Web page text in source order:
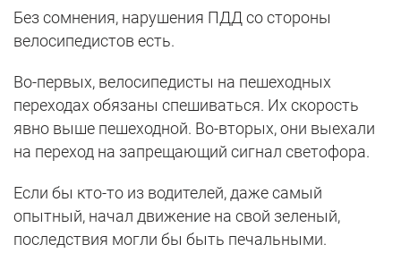
Без сомнения, нарушения ПДД со стороны
велосипедистов есть.
Во-первых, велосипедисты на пешеходных
переходах обязаны спешиваться. Их скорость
явно выше пешеходной. Во-вторых, они выехали
на переход на запрещающий сигнал светофора.
Если бы кто-то из водителей, даже самый
опытный, начал движение на свой зеленый,
последствия могли бы быть печальными.